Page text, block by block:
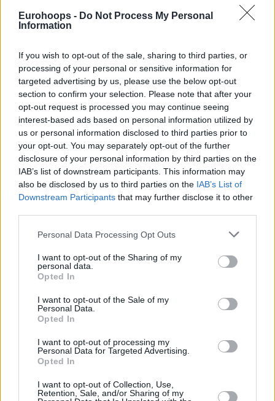
Eurohoops - Do Not Process My Personal
Information
If you wish to opt-out of the sale, sharing to third parties, or
processing of your personal or sensitive information for
targeted advertising by us, please use the below opt-out
section to confirm your selection. Please note that after your
opt-out request is processed you may continue seeing
interest-based ads based on personal information utilized by
us or personal information disclosed to third parties prior to
your opt-out. You may separately opt-out of the further
disclosure of your personal information by third parties on the
IAB’s list of downstream participants. This information may
also be disclosed by us to third parties on the IAB’s List of
Downstream Participants that may further disclose it to other
Please note that this website/app uses one or more Google
not limited to your visit or usage behaviour. You may click to
grant or deny consent to Google and its third-party tags to
use your data for below specified purposes in below Google
consent section.
Personal Data Processing Opt Outs
I want to opt-out of the Sharing of my
personal data.
Opted In
I want to opt-out of the Sale of my
Personal Data.
Opted In
I want to opt-out of processing my
Personal Data for Targeted Advertising.
Opted In
I want to opt-out of Collection, Use,
Retention, Sale, and/or Sharing of my
Πρόγραμμα
Ισραήλ
vs. Ισλανδία
83-71
Βέλγιο
vs. Γαλλία
64-92
Σλοβενία
vs. Πολωνία
95-105
30 Αυγούστου 2025
Ισλανδία
vs. Βέλγιο
64-71
Γαλλία
vs. Σλοβενία
103-95
Πολωνία
vs. Ισραήλ
66-64
31 Αυγούστου 2025
vs.
2 Σεπτεμβρίου 2025
Ισλανδία
vs.
79-87
vs. Ισλανδία
114-74
Πολωνία
vs.